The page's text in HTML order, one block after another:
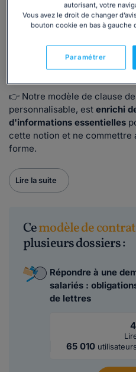
Grâce à la clause de dédit-
remboursement des frais
pas d'interdire au salarié de
vous assurer une
👉 Notre modèle de clause
personnalisable, est enrichi
d'informations essentielles
cette notion et ne commettre
forme.
Lire la suite
Cemodèle de contrat
plusieurs dossiers :
Répondre à une
salariés :
de lettres
65 010
autorisant, votre
Vous avez le droit de changer
bouton cookie en bas à gauche
Paramétrer